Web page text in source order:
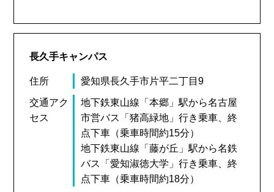
長久手キャンパス
住所 愛知県長久手市片平二丁目9
交通アク
セス
地下鉄東山線「本郷」駅から名古屋
市営バス「猪高緑地」行き乗車、終
点下車（乗車時間約15分）
地下鉄東山線「藤が丘」駅から名鉄
バス「愛知淑徳大学」行き乗車、終
点下車（乗車時間約18分）